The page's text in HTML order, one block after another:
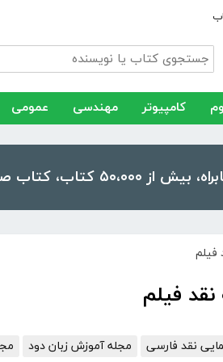
کامپیوتر مهندسی عمومی
را در موبایل و تبلت خود داشته باشید!
فیلم
نقد فارسی مجله آموزش زبان دود